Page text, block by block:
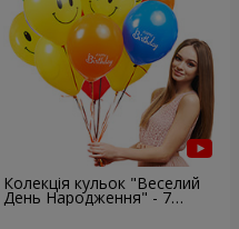
Колекція кульок "Веселий
День Народження" - 7
кульок